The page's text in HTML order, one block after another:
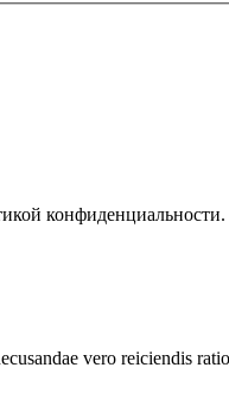
конфиденциальности.
vero reiciendis